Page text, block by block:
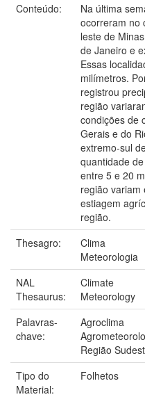
Conteúdo:
Na última
ocorreram no
leste de
de Janeiro e
Essas
milímetros.
registrou
região
condições de
Gerais e do
extremo-sul
quantidade
entre 5 e 20
região variam
estiagem
região.
Thesagro:
Clima
Meteorologia
NAL
Thesaurus:
Climate
Meteorology
Palavras-
chave:
Agroclima
Região
Tipo do
Material:
Folhetos